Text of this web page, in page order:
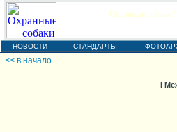
Охранные собаки *
НОВОСТИ СТАНДАРТЫ
<< в начало
I